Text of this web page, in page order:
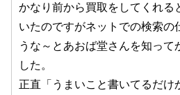
かなり前から買取をしてくれる
いたのですがネットでの検索の
うな～とあおば堂さんを知って
した。
正直「うまいこと書いてるだけ